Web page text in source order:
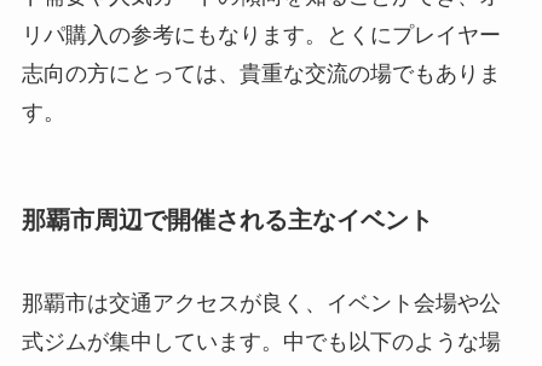
リパ購入の参考にもなります。とくにプレイヤー
志向の方にとっては、貴重な交流の場でもありま
す。
那覇市周辺で開催される主なイベント
那覇市は交通アクセスが良く、イベント会場や公
式ジムが集中しています。中でも以下のような場